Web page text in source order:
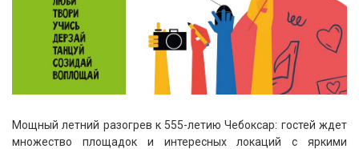
Мощный летний разогрев к 555-летию Чебоксар: гостей ждет
множество площадок и интересных локаций с яркими